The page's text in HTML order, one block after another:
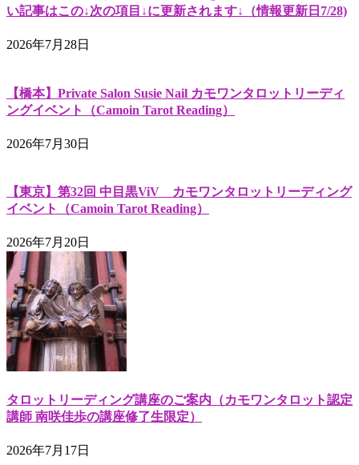
い記事はこの↓次の項目↓に更新されます↓（情報更新日7/28)
2026年7月28日
【橋本】Private Salon Susie Nail カモワンタロットリーディ
ングイベント（Camoin Tarot Reading）
2026年7月30日
【東京】第32回 中目黒ViV カモワンタロットリーディング
イベント（Camoin Tarot Reading）
2026年7月20日
タロットリーディング講座のご案内（カモワンタロット認定
講師 南咲佳歩の講座修了生限定）
2026年7月17日